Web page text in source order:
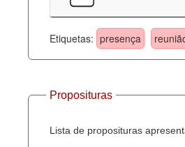
Etiquetas: presença
Proposituras
Lista de proposituras